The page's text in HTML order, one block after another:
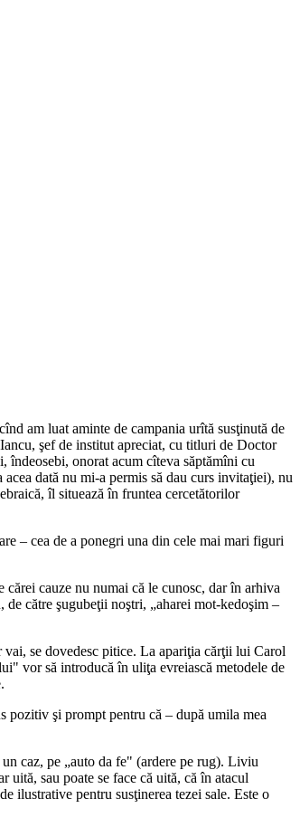
am luat aminte de campania urîtă susţinută de
şef de institut apreciat, cu titluri de Doctor
onorat acum cîteva săptămîni cu
dată nu mi-a permis să dau curs invitaţiei), nu
îl situează în fruntea cercetătorilor
– cea de a ponegri una din cele mai mari figuri
cauze nu numai că le cunosc, dar în arhiva
către şugubeţii noştri, „aharei mot-kedoşim –
se dovedesc pitice. La apariţia cărţii lui Carol
vor să introducă în uliţa evreiască metodele de
şi prompt pentru că – după umila mea
caz, pe „auto da fe" (ardere pe rug). Liviu
sau poate se face că uită, că în atacul
ilustrative pentru susţinerea tezei sale. Este o